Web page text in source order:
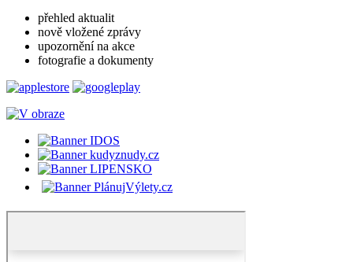
přehled aktualit
nově vložené zprávy
upozornění na akce
fotografie a dokumenty